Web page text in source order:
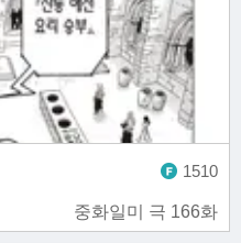
중화일미 극 166화
1510